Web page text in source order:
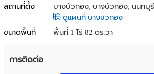
สถานที่ตั้ง
บางบัวทอง, บางบัวทอง, นนทบุรี
ดูแผนที่ บางบัวทอง
ขนาดพื้นที่
พื้นที่ 1 ไร่ 82 ตร.วา
การติดต่อ